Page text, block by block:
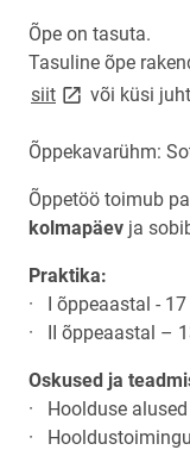
Õpe on tasuta.
Tasuline õpe
siitlink opens on
või küsi
Õppekavarühm:
Õppetöö toimub
kolmapäev ja
Praktika:
· I õppeaastal -
· II õppeaastal –
Oskused ja
· Hoolduse alused
·